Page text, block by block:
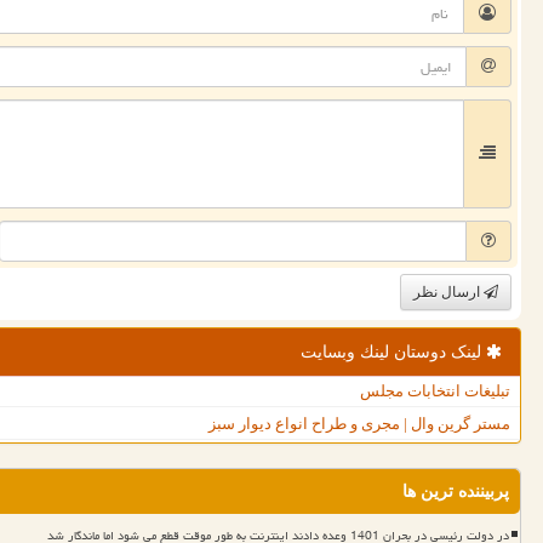
ارسال نظر
لینک دوستان لینك وبسایت
تبلیغات انتخابات مجلس
مستر گرین وال | مجری و طراح انواع دیوار سبز
پربیننده ترین ها
در دولت رئیسی در بحران 1401 وعده دادند اینترنت به طور موقت قطع می شود اما ماندگار شد